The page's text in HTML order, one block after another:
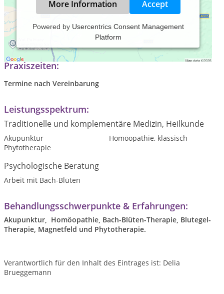
More Information Accept
Powered by Usercentrics Consent Management
Platform
Naturheilpraxis für Gross-und Kleintiere
Praxiszeiten:
Termine nach Vereinbarung
Leistungsspektrum:
Traditionelle und komplementäre Medizin, Heilkunde
Akupunktur
Homöopathie, klassisch
Phytotherapie
Psychologische Beratung
Arbeit mit Bach-Blüten
Behandlungsschwerpunkte & Erfahrungen:
Akupunktur, Homöopathie, Bach-Blüten-Therapie, Blutegel-
Therapie, Magnetfeld und Phytotherapie.
Verantwortlich für den Inhalt des Eintrages ist: Delia
Brueggemann